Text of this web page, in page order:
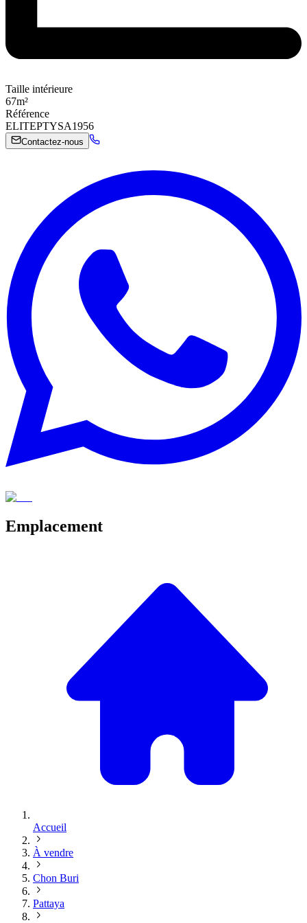
Taille intérieure
67m²
Référence
ELITEPTYSA1956
Contactez-nous
Emplacement
Accueil
À vendre
Chon Buri
Pattaya